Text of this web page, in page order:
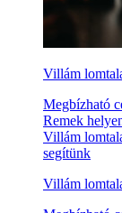
Villám
Megbízható
Remek
Villám
segítünk
Villám